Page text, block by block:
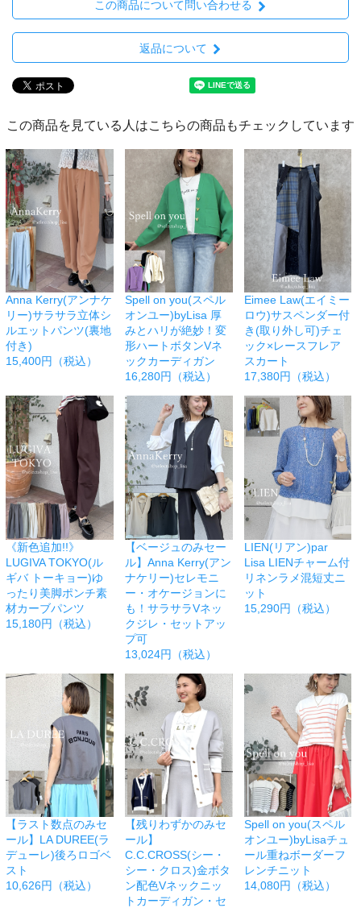
この商品について問い合わせる
返品について
この商品を見ている人はこちらの商品もチェックしています
Anna Kerry(アンナケ
リー)サラサラ立体シ
ルエットパンツ(裏地
付き)
15,400円（税込）
Spell on you(スペル
オンユー)byLisa 厚
みとハリが絶妙！変
形ハートボタンVネ
ックカーディガン
16,280円（税込）
Eimee Law(エイミー
ロウ)サスペンダー付
き(取り外し可)チェ
ック×レースフレア
スカート
17,380円（税込）
《新色追加!!》
LUGIVA TOKYO(ル
ギバ トーキョー)ゆ
ったり美脚ポンチ素
材カーブパンツ
15,180円（税込）
【ベージュのみセー
ル】Anna Kerry(アン
ナケリー)セレモニ
ー・オケージョンに
も！サラサラVネッ
クジレ・セットアッ
プ可
13,024円（税込）
LIEN(リアン)par
Lisa LIENチャーム付
リネンラメ混短丈ニ
ット
15,290円（税込）
【ラスト数点のみセ
ール】LA DUREE(ラ
デューレ)後ろロゴベ
スト
10,626円（税込）
【残りわずかのみセ
ール】
C.C.CROSS(シー・
シー・クロス)金ボタ
ン配色Vネックニッ
トカーディガン・セ
Spell on you(スペル
オンユー)byLisaチュ
ール重ねボーダーフ
レンチニット
14,080円（税込）